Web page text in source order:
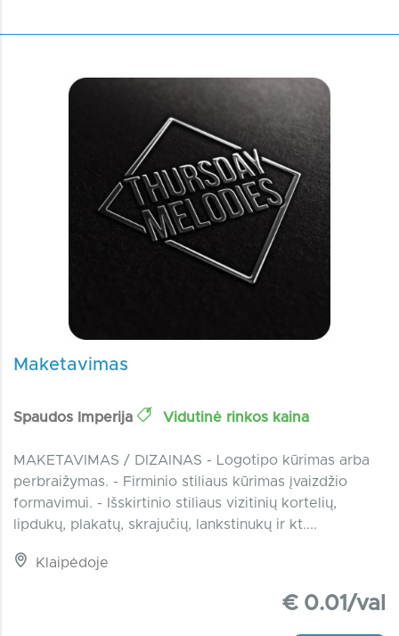
Maketavimas
Spaudos Imperija Vidutinė rinkos kaina
MAKETAVIMAS / DIZAINAS - Logotipo kūrimas arba
perbraižymas. - Firminio stiliaus kūrimas įvaizdžio
formavimui. - Išskirtinio stiliaus vizitinių kortelių,
lipdukų, plakatų, skrajučių, lankstinukų ir kt....
Klaipėdoje
€ 0.01/val